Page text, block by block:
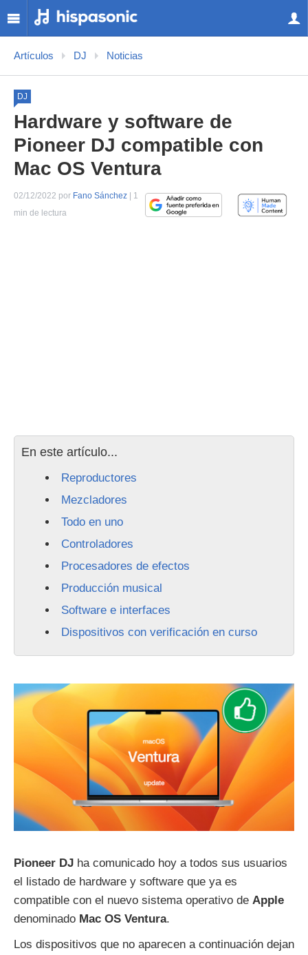
Artículos DJ Noticias
DJ
Hardware y software de
Pioneer DJ compatible con
Mac OS Ventura
02/12/2022 por Fano Sánchez | 1
min de lectura
En este artículo...
Reproductores
Mezcladores
Todo en uno
Controladores
Procesadores de efectos
Producción musical
Software e interfaces
Dispositivos con verificación en curso
Pioneer DJ ha comunicado hoy a todos sus usuarios
el listado de hardware y software que ya es
compatible con el nuevo sistema operativo de Apple
denominado Mac OS Ventura.
Los dispositivos que no aparecen a continuación dejan